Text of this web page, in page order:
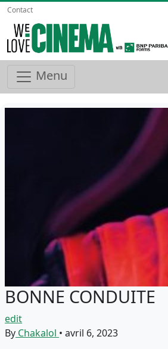
Contact
Menu
BONNE CONDUITE
edit
By Chakalol • avril 6, 2023